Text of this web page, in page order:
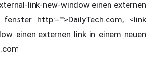
link-new-window einen externen
http:="">DailyTech.com, <link
einen externen link in einem neuen